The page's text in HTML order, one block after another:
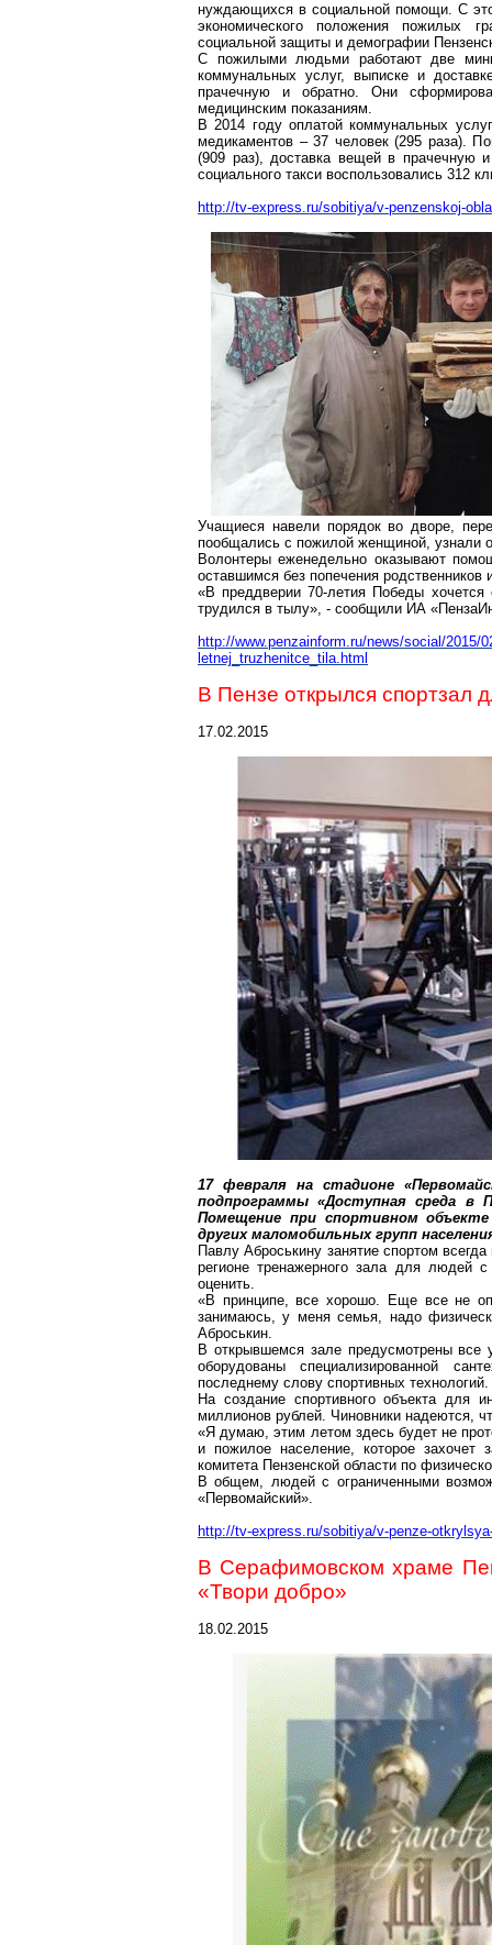
нуждающихся в социальной помощи. С
экономического положения пожилых
социальной защиты и демографии
С пожилыми людьми работают две
коммунальных услуг, выписке и
прачечную и обратно. Они
медицинским показаниям.
В 2014 году оплатой коммунальных
медикаментов – 37 человек (295 раза).
(909 раз), доставка вещей в прачечную
социального такси воспользовались 312
http://tv-express.ru/sobitiya/v-penzenskoj-
Учащиеся навели порядок во дворе,
пообщались с пожилой женщиной, узнали
Волонтеры еженедельно оказывают
оставшимся без попечения
«В преддверии 70-летия Победы
трудился в тылу», - сообщили ИА
http://www.penzainform.ru/news/social/2015/
letnej_truzhenitce_tila.html
В Пензе открылся спортзал
17.02.2015
17 февраля на стадионе
подпрограммы «Доступная среда в
Помещение при спортивном объекте
других маломобильных групп
Павлу Аброськину занятие спортом
регионе тренажерного зала для людей
оценить.
«В принципе, все хорошо. Еще все не
занимаюсь, у меня семья, надо
Аброськин.
В открывшемся зале предусмотрены все
оборудованы специализированной
последнему слову спортивных технологий.
На создание спортивного объекта для
миллионов рублей. Чиновники надеются,
«Я думаю, этим летом здесь будет не
и пожилое население, которое захочет
комитета Пензенской области по
В общем, людей с ограниченными
«Первомайский».
http://tv-express.ru/sobitiya/v-penze-
В Серафимовском храме
«Твори добро»
18.02.2015